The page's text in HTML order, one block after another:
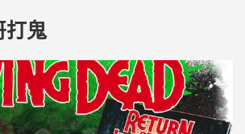
打鬼